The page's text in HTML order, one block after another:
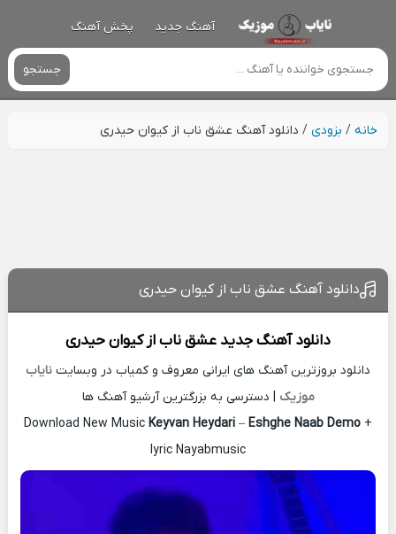
آهنگ جدید پخش آهنگ
جستجو
خانه/ بزودی / دانلود آهنگ عشق ناب از کیوان حیدری
دانلود آهنگ عشق ناب از کیوان حیدری
دانلود آهنگ جدید عشق ناب ازکیوان حیدری
دانلود بروزترین آهنگ های ایرانی معروف و کمیاب در وبسایت نایاب
موزیک | دسترسی به بزرگترین آرشیو آهنگ ها
Download New Music Keyvan Heydari – Eshghe Naab Demo +
lyric Nayabmusic